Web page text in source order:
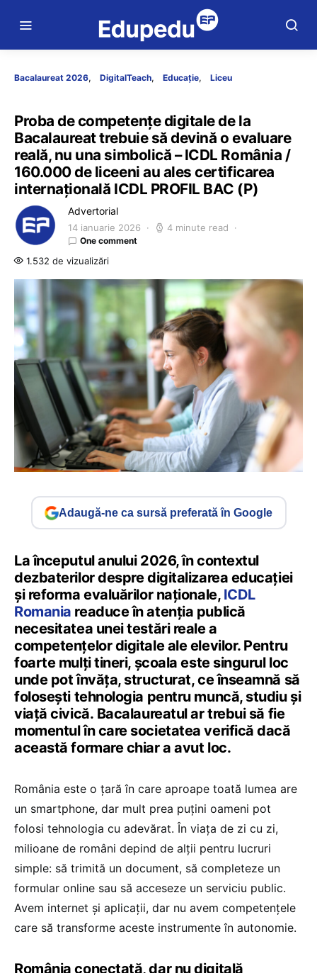
Bacalaureat 2026 DigitalTeach Educație Liceu
Proba de competențe digitale de la
Bacalaureat trebuie să devină o evaluare
reală, nu una simbolică – ICDL România /
160.000 de liceeni au ales certificarea
internațională ICDL PROFIL BAC (P)
Advertorial
14 ianuarie 2026 4 minute read
One comment
1.532 de vizualizări
Adaugă-ne ca sursă preferată în Google
La începutul anului 2026, în contextul
dezbaterilor despre digitalizarea educației
și reforma evaluărilor naționale, ICDL
Romania readuce în atenția publică
necesitatea unei testări reale a
competențelor digitale ale elevilor. Pentru
foarte mulți tineri, școala este singurul loc
unde pot învăța, structurat, ce înseamnă să
folosești tehnologia pentru muncă, studiu și
viață civică. Bacalaureatul ar trebui să fie
momentul în care societatea verifică dacă
această formare chiar a avut loc.
România este o țară în care aproape toată lumea are
un smartphone, dar mult prea puțini oameni pot
folosi tehnologia cu adevărat. În viața de zi cu zi,
milioane de români depind de alții pentru lucruri
simple: să trimită un document, să completeze un
formular online sau să acceseze un serviciu public.
Avem internet și aplicații, dar nu avem competențele
care să transforme aceste instrumente în autonomie.
România conectată, dar nu digitală